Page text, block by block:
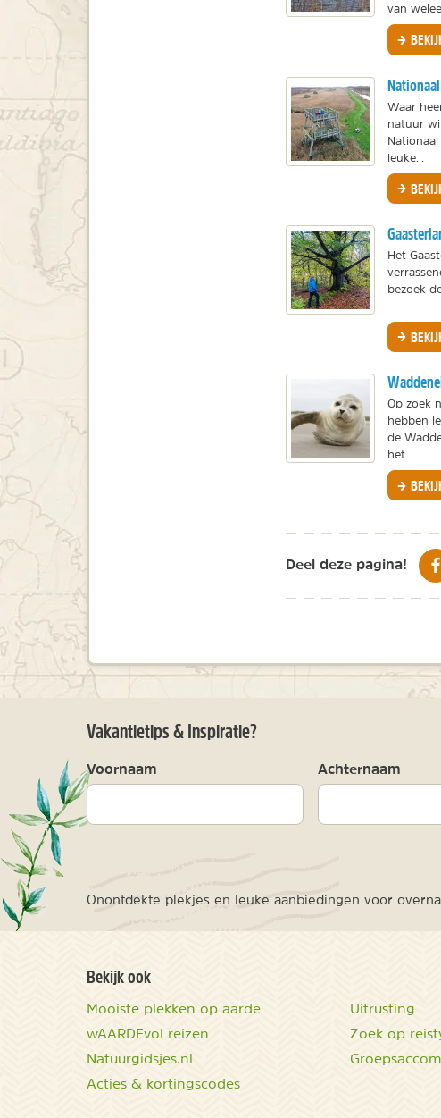
van
Waar
natuur
leuke...
Het
bezoek
Op zoek
hebben
de
het...
Deel deze pagina!
Vakantietips & Inspiratie?
Voornaam Achternaam
Onontdekte plekjes en leuke aanbiedingen voor
Bekijk ook
Mooiste plekken op aarde
wAARDEvol reizen
Natuurgidsjes.nl
Acties & kortingscodes
Uitrusting
Zoek op